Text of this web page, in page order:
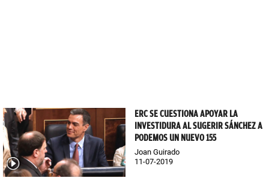
ERC SE CUESTIONA APOYAR LA
INVESTIDURA AL SUGERIR SÁNCHEZ A
PODEMOS UN NUEVO 155
Joan Guirado
11-07-2019